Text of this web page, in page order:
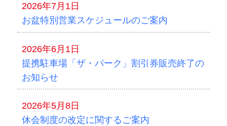
2026年7月1日
お盆特別営業スケジュールのご案内
2026年6月1日
提携駐車場「ザ・パーク」割引券販売終了の
お知らせ
2026年5月8日
休会制度の改定に関するご案内